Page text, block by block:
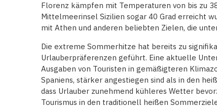
Florenz kämpfen mit Temperaturen von bis zu
Mittelmeerinsel Sizilien sogar 40 Grad erreicht
mit Athen und anderen beliebten Zielen, die
Die extreme Sommerhitze hat bereits zu
Urlauberpräferenzen geführt. Eine aktuelle
Ausgaben von Touristen in gemäßigteren
Spaniens, stärker angestiegen sind als in den
dass Urlauber zunehmend kühleres Wetter
Tourismus in den traditionell heißen